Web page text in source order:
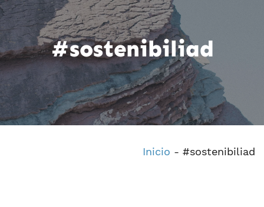
#sostenibiliad
Inicio - #sostenibiliad